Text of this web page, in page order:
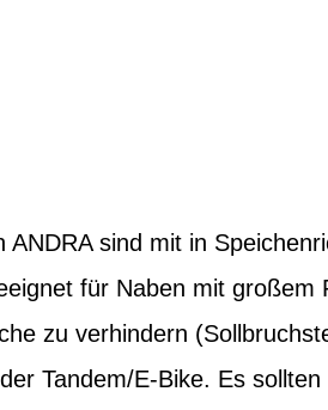
ANDRA sind mit in
für Naben mit
zu verhindern
Tandem/E-Bike. Es